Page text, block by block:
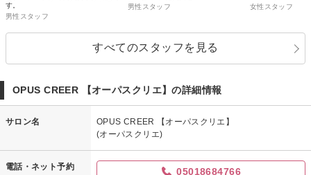
す。
男性スタッフ
男性スタッフ
女性スタッフ
すべてのスタッフを見る
OPUS CREER 【オーパスクリエ】の詳細情報
サロン名
OPUS CREER 【オーパスクリエ】
(オーパスクリエ)
電話・ネット予約 05018684766